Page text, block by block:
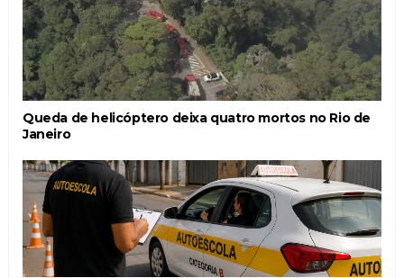
Queda de helicóptero deixa quatro mortos no Rio de
Janeiro